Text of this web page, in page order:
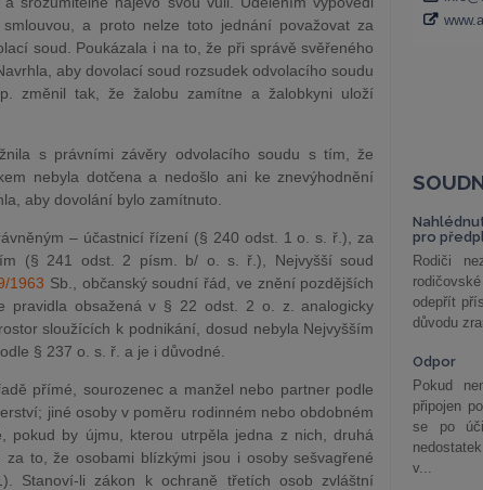
a proto nelze toto jednání považovat za
soud. Poukázala i na to, že při správě svěřeného
aby dovolací soud rozsudek odvolacího soudu
změnil tak, že žalobu zamítne a žalobkyni uloží
s právními závěry odvolacího soudu s tím, že
nebyla dotčena a nedošlo ani ke znevýhodnění
aby dovolání bylo zamítnuto.
– účastnicí řízení (§ 240 odst. 1 o. s. ř.), za
(§ 241 odst. 2 písm. b/ o. s. ř.), Nejvyšší soud
1963 Sb., občanský soudní řád, ve znění pozdějších
pravidla obsažená v § 22 odst. 2 o. z. analogicky
sloužících k podnikání, dosud nebyla Nejvyšším
§ 237 o. s. ř. a je i důvodné.
přímé, sourozenec a manžel nebo partner podle
jiné osoby v poměru rodinném nebo obdobném
pokud by újmu, kterou utrpěla jedna z nich, druhá
to, že osobami blízkými jsou i osoby sešvagřené
Stanoví-li zákon k ochraně třetích osob zvláštní
pro
Rodiči
odepřít
důvodu
Odpor
Pokud
připojen
se po
v...